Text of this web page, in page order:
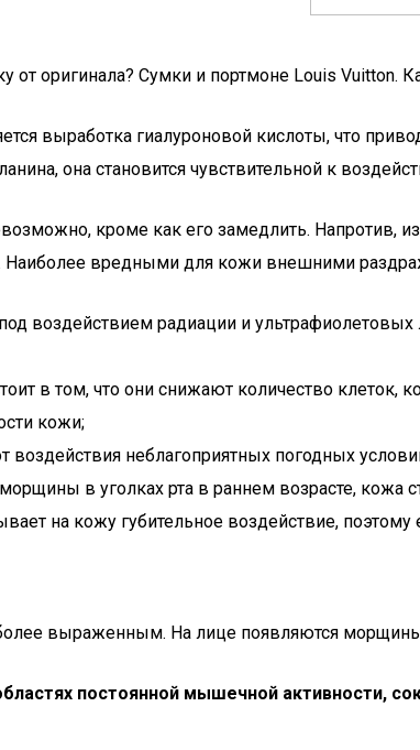
от оригинала? Сумки и портмоне Louis Vuitton.
выработка гиалуроновой кислоты, что
она становится чувствительной к
кроме как его замедлить.
вредными для кожи внешними
воздействием радиации и
в том, что они снижают количество
кожи;
воздействия неблагоприятных погодных
в уголках рта в раннем возрасте, кожа
на кожу губительное воздействие,
выраженным. На лице появляются морщины
постоянной мышечной активности,